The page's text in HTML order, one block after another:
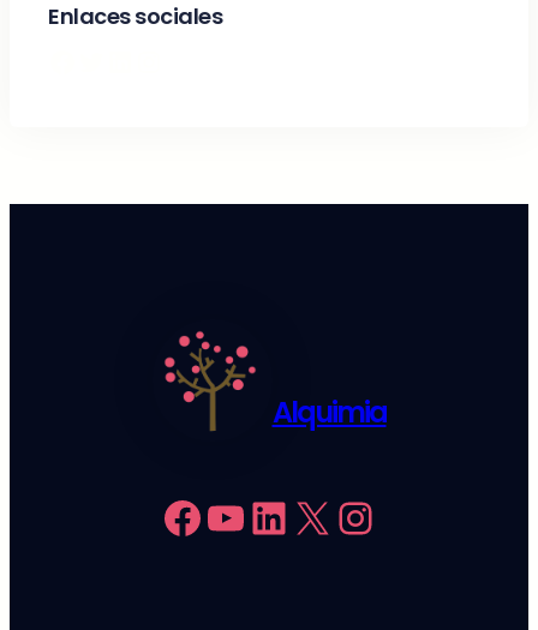
Enlaces sociales
Alquimia
Facebook YouTube LinkedIn X Instagram